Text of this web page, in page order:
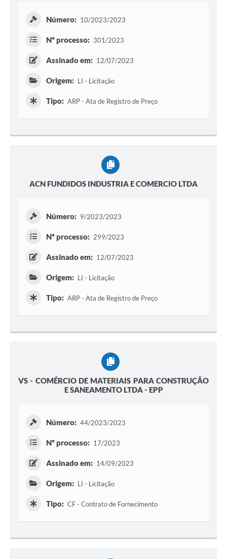
Número: 10/2023/2023
Nº processo: 301/2023
Assinado em: 12/07/2023
Origem: LI - Licitação
Tipo: ARP - Ata de Registro de Preço
ACN FUNDIDOS INDUSTRIA E COMERCIO LTDA
Número: 9/2023/2023
Nº processo: 299/2023
Assinado em: 12/07/2023
Origem: LI - Licitação
Tipo: ARP - Ata de Registro de Preço
VS - COMÉRCIO DE MATERIAIS PARA CONSTRUÇÃO
E SANEAMENTO LTDA - EPP
Número: 44/2023/2023
Nº processo: 17/2023
Assinado em: 14/09/2023
Origem: LI - Licitação
Tipo: CF - Contrato de Fornecimento